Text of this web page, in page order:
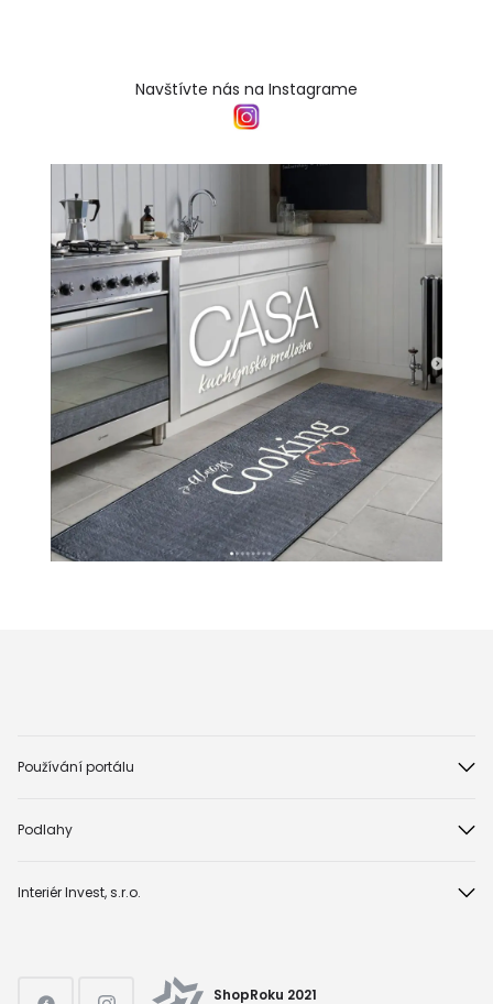
Navštívte nás na Instagrame
Používání portálu
Podlahy
Interiér Invest, s.r.o.
ShopRoku 2021